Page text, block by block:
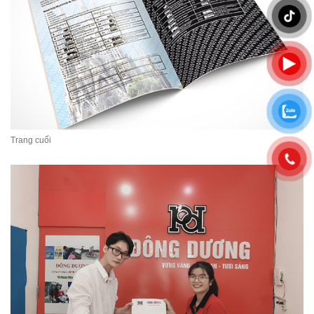
Trang cuối